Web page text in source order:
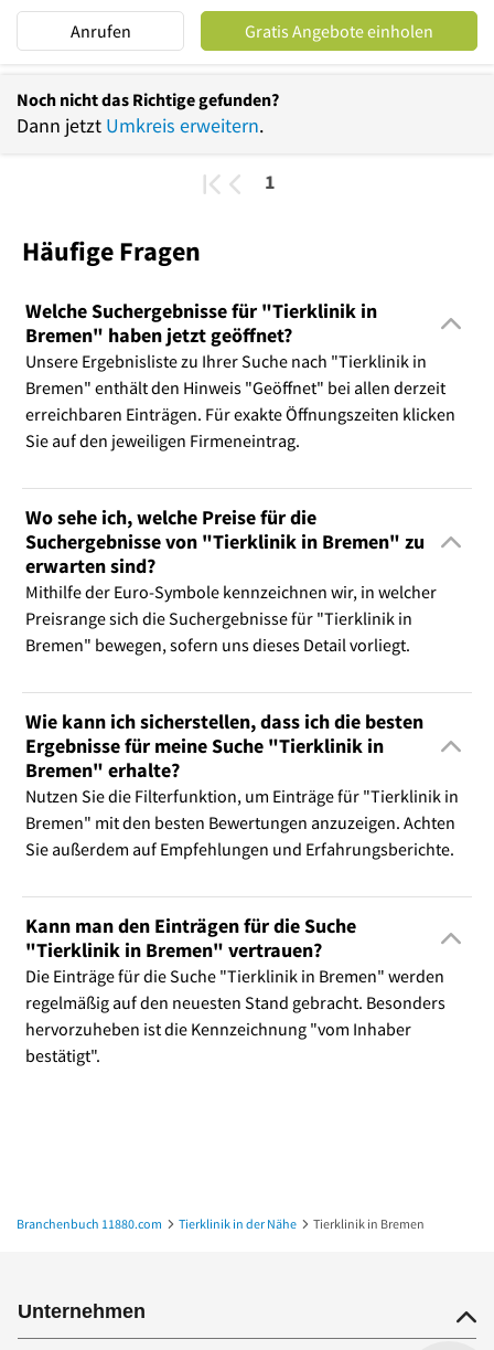
Anrufen Gratis Angebote einholen
Noch nicht das Richtige gefunden?
Dann jetzt Umkreis erweitern.
1
Häufige Fragen
Welche Suchergebnisse für "Tierklinik in
Bremen" haben jetzt geöffnet?
Unsere Ergebnisliste zu Ihrer Suche nach "Tierklinik in
Bremen" enthält den Hinweis "Geöffnet" bei allen derzeit
erreichbaren Einträgen. Für exakte Öffnungszeiten klicken
Sie auf den jeweiligen Firmeneintrag.
Wo sehe ich, welche Preise für die
Suchergebnisse von "Tierklinik in Bremen" zu
erwarten sind?
Mithilfe der Euro-Symbole kennzeichnen wir, in welcher
Preisrange sich die Suchergebnisse für "Tierklinik in
Bremen" bewegen, sofern uns dieses Detail vorliegt.
Wie kann ich sicherstellen, dass ich die besten
Ergebnisse für meine Suche "Tierklinik in
Bremen" erhalte?
Nutzen Sie die Filterfunktion, um Einträge für "Tierklinik in
Bremen" mit den besten Bewertungen anzuzeigen. Achten
Sie außerdem auf Empfehlungen und Erfahrungsberichte.
Kann man den Einträgen für die Suche
"Tierklinik in Bremen" vertrauen?
Die Einträge für die Suche "Tierklinik in Bremen" werden
regelmäßig auf den neuesten Stand gebracht. Besonders
hervorzuheben ist die Kennzeichnung "vom Inhaber
bestätigt".
Branchenbuch 11880.com Tierklinik in der Nähe Tierklinik in Bremen
Unternehmen